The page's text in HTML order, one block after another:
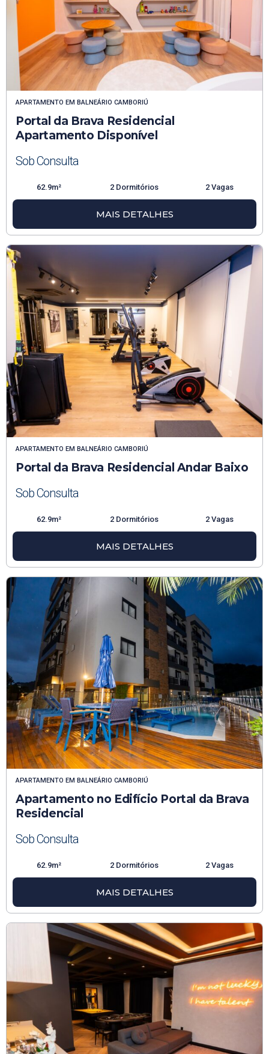
APARTAMENTO EM BALNEÁRIO CAMBORIÚ
Portal da Brava Residencial
Apartamento Disponível
Sob Consulta
62.9m² 2 Dormitórios 2 Vagas
MAIS DETALHES
APARTAMENTO EM BALNEÁRIO CAMBORIÚ
Portal da Brava Residencial Andar Baixo
Sob Consulta
62.9m² 2 Dormitórios 2 Vagas
MAIS DETALHES
APARTAMENTO EM BALNEÁRIO CAMBORIÚ
Apartamento no Edifício Portal da Brava
Residencial
Sob Consulta
62.9m² 2 Dormitórios 2 Vagas
MAIS DETALHES